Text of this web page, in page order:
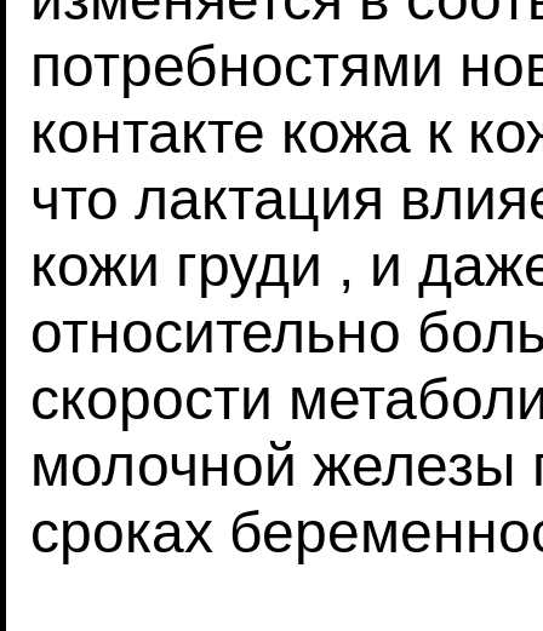
потребностями
контакте кожа к
что лактация
кожи груди , и
относительно
скорости
молочной железы
сроках